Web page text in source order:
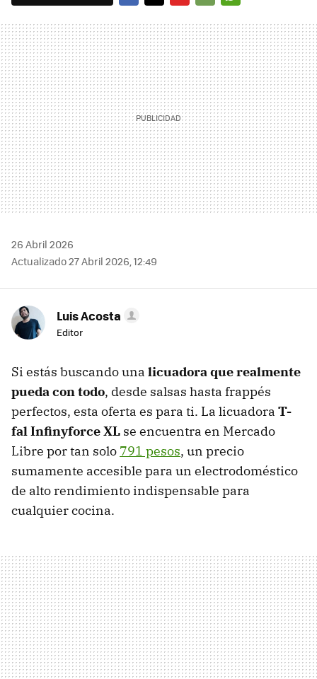
MAIL
26 Abril 2026
Actualizado 27 Abril 2026, 12:49
Luis Acosta
Editor
Si estás buscando una licuadora que realmente
pueda con todo, desde salsas hasta frappés
perfectos, esta oferta es para ti. La licuadora T-
fal Infinyforce XL se encuentra en Mercado
Libre por tan solo 791 pesos, un precio
sumamente accesible para un electrodoméstico
de alto rendimiento indispensable para
cualquier cocina.